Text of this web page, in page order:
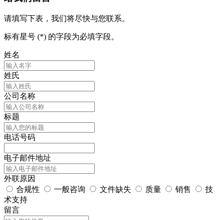
请填写下表，我们将尽快与您联系。
标有星号 (*) 的字段为必填字段。
姓名
姓氏
公司名称
标题
电话号码
电子邮件地址
外联原因
合规性
一般咨询 文件缺失 质量 销售
技
术支持
留言